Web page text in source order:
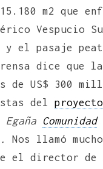
m2 que
Vespucio
el pasaje
dice que la
de US$ 300
del proyecto
Egaña Comunidad
Nos llamó
el director de